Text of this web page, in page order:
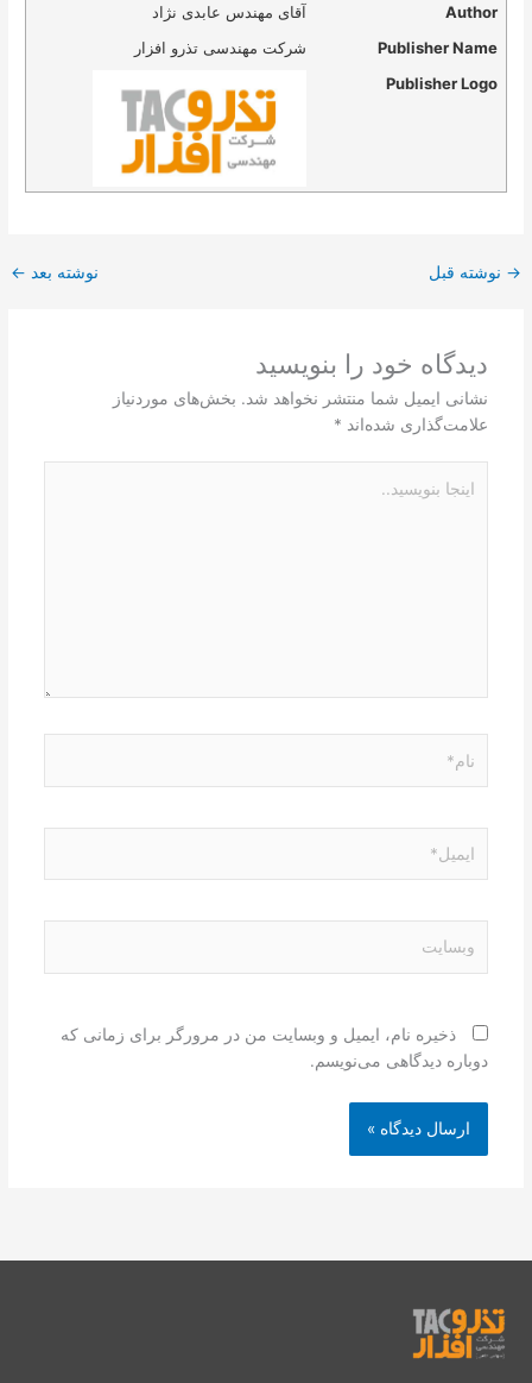
Author
آقای مهندس عابدی نژاد
Publisher Name
شرکت مهندسی تذرو افزار
Publisher Logo
→ نوشته قبل نوشته بعد ←
دیدگاه‌ خود را بنویسید
نشانی ایمیل شما منتشر نخواهد شد. بخش‌های موردنیاز
علامت‌گذاری شده‌اند *
بنویسید..
ذخیره نام، ایمیل و وبسایت من در مرورگر برای زمانی که
دوباره دیدگاهی می‌نویسم.